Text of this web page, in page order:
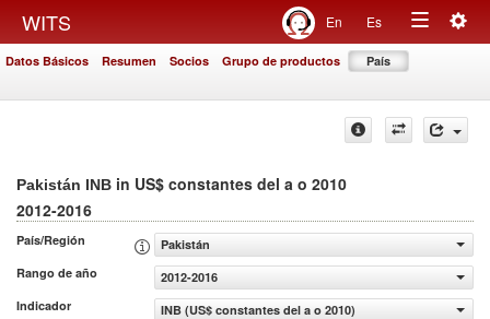
WITS En Es
Toggle
Datos Básicos Resumen Socios Grupo de productos País
Pakistán INB in US$ constantes del a o 2010
2012-2016
País/Región
Pakistán
Rango de año
2012-2016
Indicador
INB (US$ constantes del a o 2010)